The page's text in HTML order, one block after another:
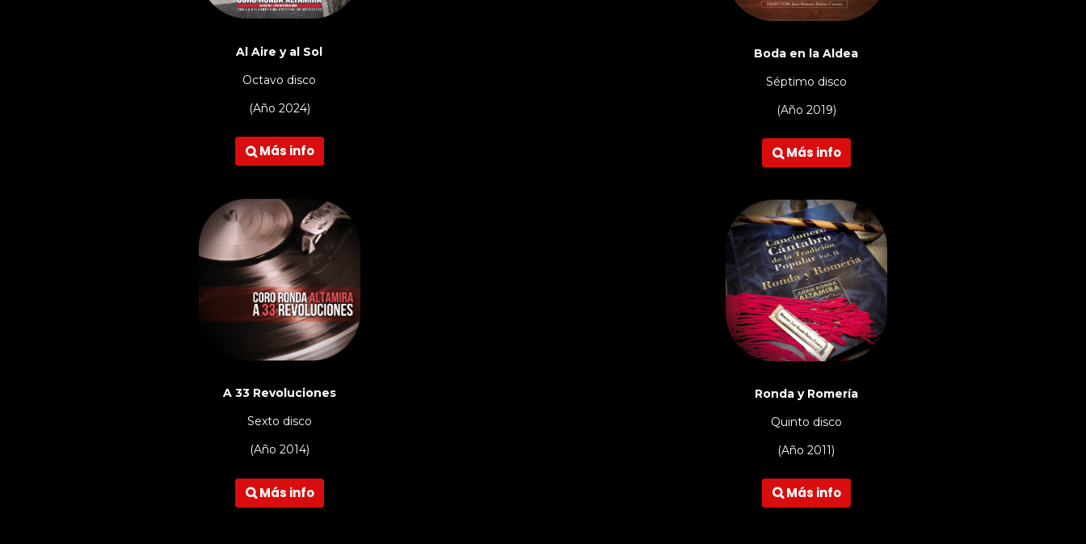
Al Aire y al Sol
Octavo disco
(Año 2024)
Más info
A 33 Revoluciones
Sexto disco
(Año 2014)
Más info
Boda en la Aldea
Séptimo disco
(Año 2019)
Más info
Ronda y Romería
Quinto disco
(Año 2011)
Más info